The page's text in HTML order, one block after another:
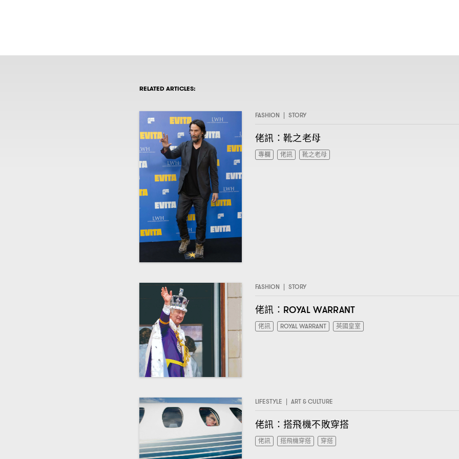
RELATED ARTICLES:
FASHION | STORY
佬訊 ：靴之老母
專欄 佬訊 靴之老母
FASHION | STORY
佬訊 ：ROYAL WARRANT
佬訊 ROYAL WARRANT 英國皇室
LIFESTYLE | ART & CULTURE
佬訊 ： 搭飛機不敗穿搭
佬訊 搭飛機穿搭 穿搭
I have read theprivacy policyand agree with it.